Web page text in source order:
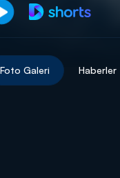
Foto Galeri Haberler